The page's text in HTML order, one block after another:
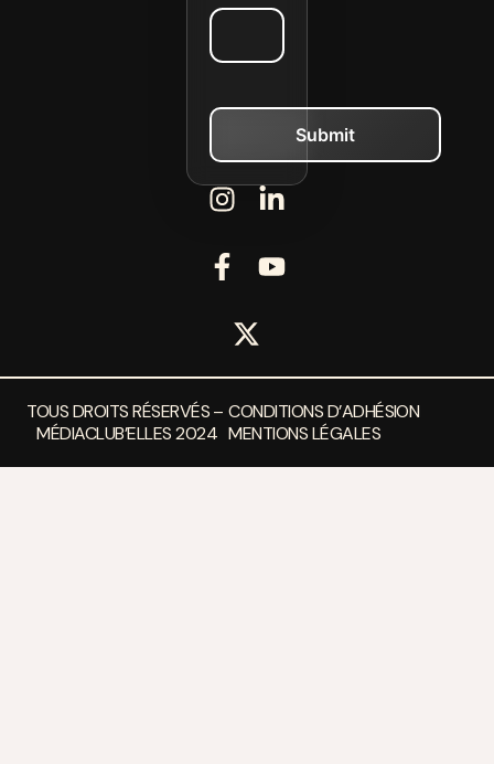
TOUS DROITS RÉSERVÉS –
MÉDIACLUB’ELLES 2024
CONDITIONS D’ADHÉSION
MENTIONS LÉGALES